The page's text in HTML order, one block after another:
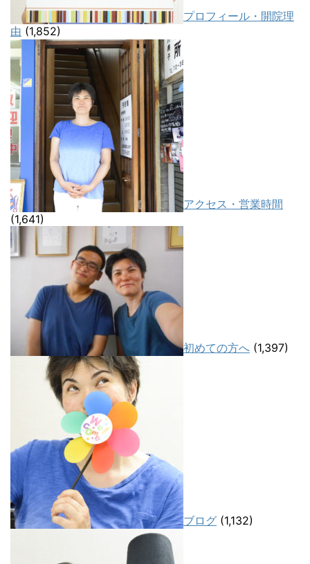
プロフィール・開院理
由 (1,852)
アクセス・営業時間
(1,641)
初めての方へ (1,397)
ブログ (1,132)